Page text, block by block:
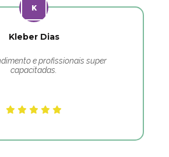
Kleber Dias
e profissionais super
capacitadas.